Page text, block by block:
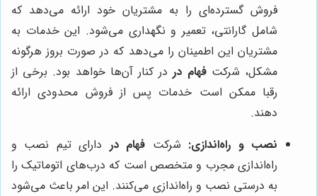
فروش گسترده‌ای را به مشتریان خود ارائه می‌دهد که
شامل گارانتی، تعمیر و نگهداری می‌شود. این خدمات به
مشتریان این اطمینان را می‌دهد که در صورت بروز هرگونه
مشکل، شرکتفهام دردر کنار آن‌ها خواهد بود. برخی از
رقبا ممکن است خدمات پس از فروش محدودی ارائه
دهند.
نصب و راه‌اندازی: شرکت فهام در دارای تیم نصب و
راه‌اندازی مجرب و متخصص است که درب‌های اتوماتیک را
به درستی نصب و راه‌اندازی می‌کنند. این امر باعث می‌شود